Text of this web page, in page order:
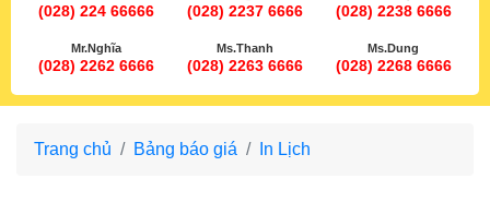
(028) 224 66666 (028) 2237 6666 (028) 2238 6666
Mr.Nghĩa
(028) 2262 6666
Ms.Thanh
(028) 2263 6666
Ms.Dung
(028) 2268 6666
Trang chủ Bảng báo giá In Lịch